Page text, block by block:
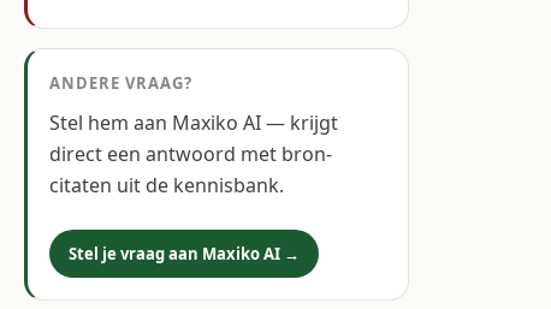
ANDERE VRAAG?
Stel hem aan Maxiko AI — krijgt
direct een antwoord met bron-
citaten uit de kennisbank.
Stel je vraag aan Maxiko AI →